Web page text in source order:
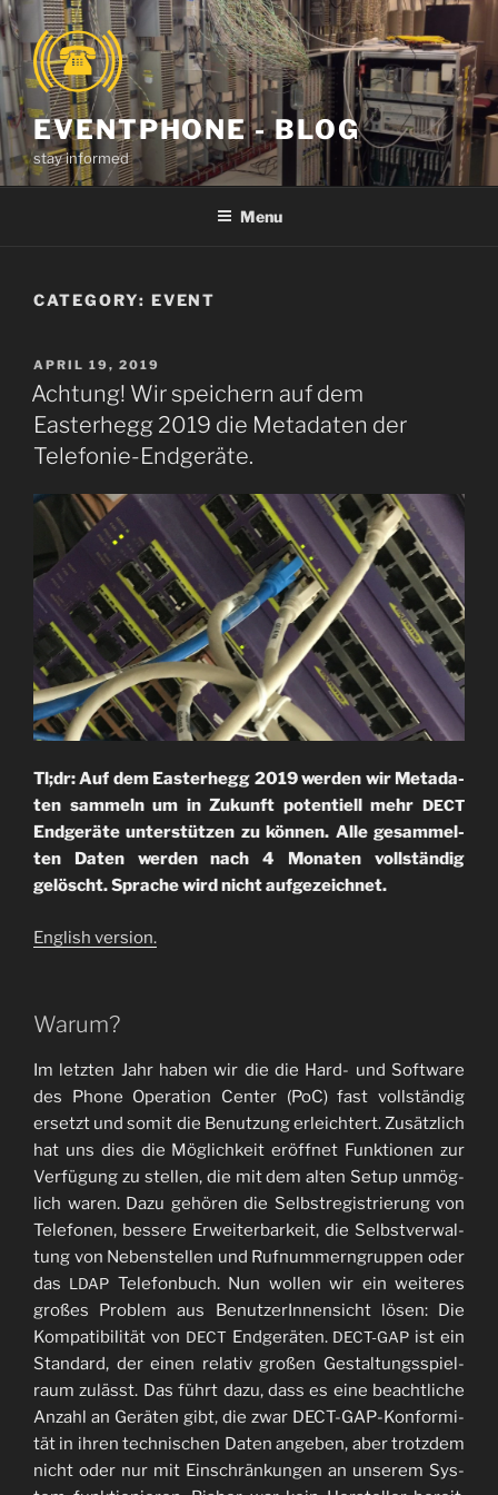
Skip
to
content
EVENTPHONE - BLOG
stay informed
Menu
CATEGORY: EVENT
POSTED
ON
APRIL 19, 2019
Achtung! Wir speichern auf dem
Easterhegg 2019 die Metadaten der
Telefonie-Endgeräte.
Tl;dr: Auf dem Eas­ter­hegg 2019 wer­den wir Meta­da­
ten sam­meln um in Zukunft poten­ti­ell mehr DECT
End­ge­rä­te unter­stüt­zen zu kön­nen. Alle gesam­mel­
ten Daten wer­den nach 4 Mona­ten voll­stän­dig
gelöscht. Spra­che wird nicht aufgezeichnet.
Eng­lish version.
Warum?
Im letz­ten Jahr haben wir die die Hard- und Soft­ware
des Pho­ne Ope­ra­ti­on Cen­ter (PoC) fast voll­stän­dig
ersetzt und somit die Benut­zung erleich­tert. Zusätz­lich
hat uns dies die Mög­lich­keit eröff­net Funk­tio­nen zur
Ver­fü­gung zu stel­len, die mit dem alten Set­up unmög­
lich waren. Dazu gehö­ren die Selbst­re­gis­trie­rung von
Tele­fo­nen, bes­se­re Erwei­ter­bar­keit, die Selbst­ver­wal­
tung von Neben­stel­len und Ruf­num­mern­grup­pen oder
das LDAP Tele­fon­buch. Nun wol­len wir ein wei­te­res
gro­ßes Pro­blem aus Benut­ze­rIn­nen­sicht lösen: Die
Kom­pa­ti­bi­li­tät von DECTEnd­ge­rä­ten. DECT-GAP ist ein
Stan­dard, der einen rela­tiv gro­ßen Gestal­tungs­spiel­
raum zulässt. Das führt dazu, dass es eine beacht­li­che
Anzahl an Gerä­ten gibt, die zwar DECT-GAP-Kon­for­mi­
tät in ihren tech­ni­schen Daten ange­ben, aber trotz­dem
nicht oder nur mit Ein­schrän­kun­gen an unse­rem Sys­